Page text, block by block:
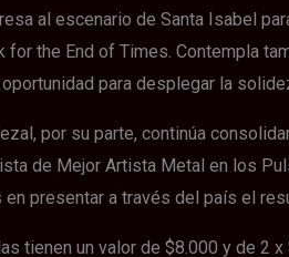
al escenario de Santa Isabel
for the End of Times. Contempla
oportunidad para desplegar la
por su parte, continúa
de Mejor Artista Metal en los
presentar a través del país el
tienen un valor de $8.000 y de 2